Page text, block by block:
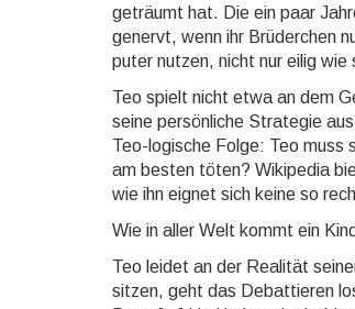
geträumt hat. Die ein paar
genervt, wenn ihr Brüder­chen
puter nutzen, nicht nur eilig
Teo spielt nicht etwa an dem
seine per­sön­liche Stra­te­gie
Teo-logi­sche Folge: Teo muss
am besten töten? Wiki­pedia
wie ihn eignet sich keine so
Wie in aller Welt kommt ein
Teo leidet an der Realität
sitzen, geht das De­bat­tie­ren